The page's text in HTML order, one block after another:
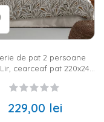
de pat 2 persoane
cearceaf pat 220x240
perna 50x70 cm, 100%
229,00 lei